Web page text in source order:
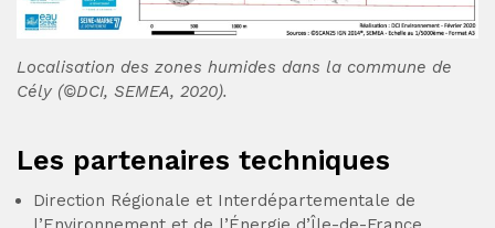
Localisation des zones humides dans la commune de
Cély (©DCI, SEMEA, 2020).
Les partenaires techniques
Direction Régionale et Interdépartementale de